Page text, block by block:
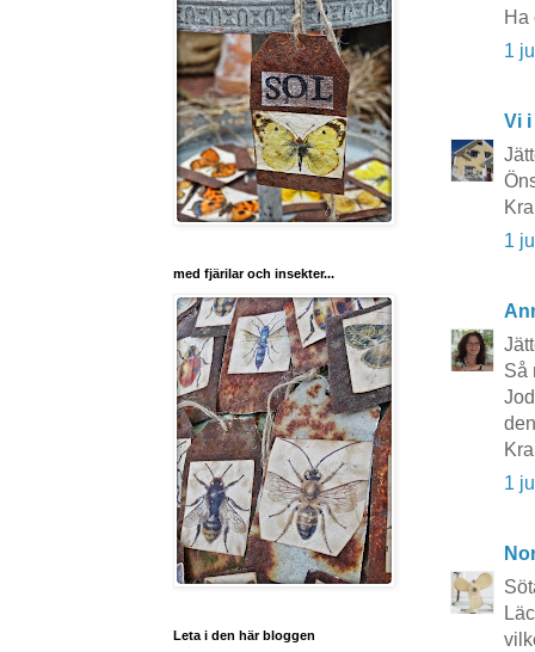
Ha
1
Vi
1
Så
1
med fjärilar och insekter...
Leta i den här bloggen